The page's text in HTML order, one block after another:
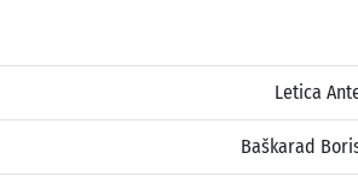
Letica
Baškarad